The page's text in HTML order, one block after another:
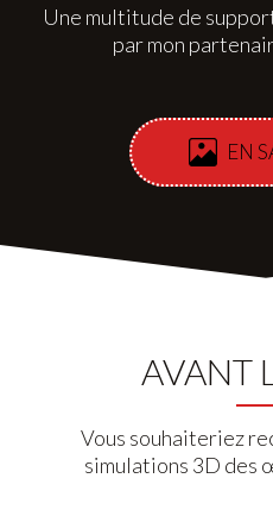
Une multitude de
par mon
EN
AVANT
Vous souhaiteriez
simulations 3D des